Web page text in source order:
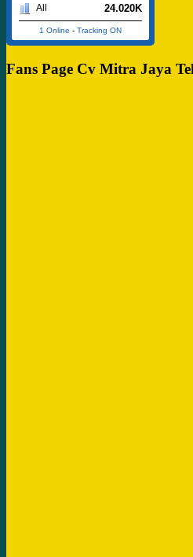
All 24.020K
1 Online - Tracking ON
Fans Page Cv Mitra Jaya